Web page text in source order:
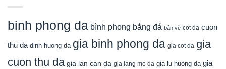
binh phong da bình phong bằng đá bản vẽ cot da cuon
thu da dinh huong da gia binh phong da gia cot da gia
cuon thu da gia lan can da gia lang mo da gia lu huong da gia